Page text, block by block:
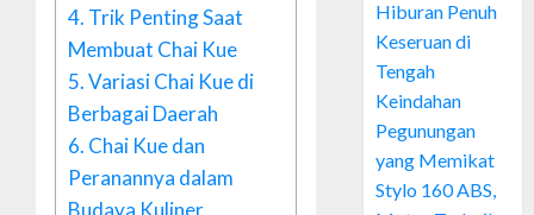
4. Trik Penting Saat
Membuat Chai Kue
5.Variasi Chai Kue di
Berbagai Daerah
6. Chai Kue dan
Peranannya dalam
Budaya Kuliner
Hiburan Penuh
Keseruan di
Tengah
Keindahan
Pegunungan
yang Memikat
Stylo 160 ABS,